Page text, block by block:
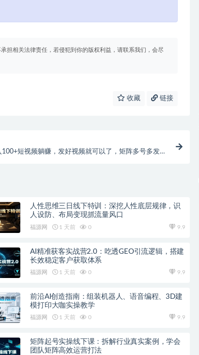
担相关法律责任，若侵犯到你的版权利益，请联系我们，会尽
收藏 链接
100+短视频躺赚，发好视频就可以了，矩阵多号多发作
人性思维三日线下特训：深挖人性底层规律，识
人设防、布局变现抓流量风口
福源网 1 天前 0 9.9
AI精准获客实战营2.0：吃透GEO引流逻辑，搭建
长效稳定客户获取体系
福源网 1 天前 0 9.9
前沿AI创造指南：组装机器人、语音编程、3D建
模打印大咖实操教学
福源网 1 天前 0 9.9
矩阵起号实操线下课：拆解行业真实案例，学会
团队矩阵高效运营打法